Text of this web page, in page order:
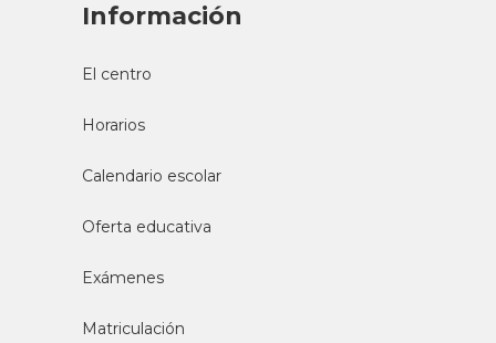
Información
El centro
Horarios
Calendario escolar
Oferta educativa
Exámenes
Matriculación